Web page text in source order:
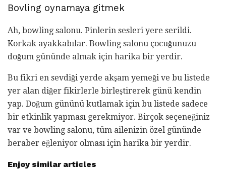
Bovling oynamaya gitmek
Ah, bowling salonu. Pinlerin sesleri yere serildi.
Korkak ayakkabılar. Bowling salonu çocuğunuzu
doğum gününde almak için harika bir yerdir.
Bu fikri en sevdiği yerde akşam yemeği ve bu listede
yer alan diğer fikirlerle birleştirerek günü kendin
yap. Doğum gününü kutlamak için bu listede sadece
bir etkinlik yapması gerekmiyor. Birçok seçeneğiniz
var ve bowling salonu, tüm ailenizin özel gününde
beraber eğleniyor olması için harika bir yerdir.
Enjoy similar articles